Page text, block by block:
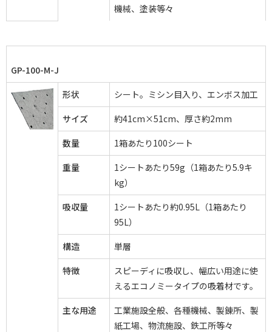
機械、塗装等々
GP-100-M-J
形状
シート。ミシン目入り、エンボス加工
サイズ
約41cm×51cm、厚さ約2mm
数量
1箱あたり100シート
重量
1シートあたり59g（1箱あたり5.9キ
kg）
吸収量
1シートあたり約0.95L（1箱あたり
95L）
構造
単層
特徴
スピーディに吸収し、幅広い用途に使
えるエコノミータイプの吸着材です。
主な用途
工業施設全般、各種機械、製錬所、製
紙工場、物流施設、鉄工所等々